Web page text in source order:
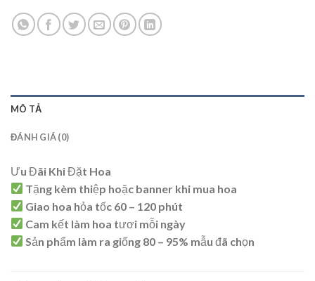
MÔ TẢ
ĐÁNH GIÁ (0)
Ưu Đãi Khi Đặt Hoa
Tặng kèm thiệp hoặc banner khi mua hoa
Giao hoa hỏa tốc 60 – 120 phút
Cam kết làm hoa tươi mỗi ngày
Sản phẩm làm ra giống 80 – 95% mẫu đã chọn